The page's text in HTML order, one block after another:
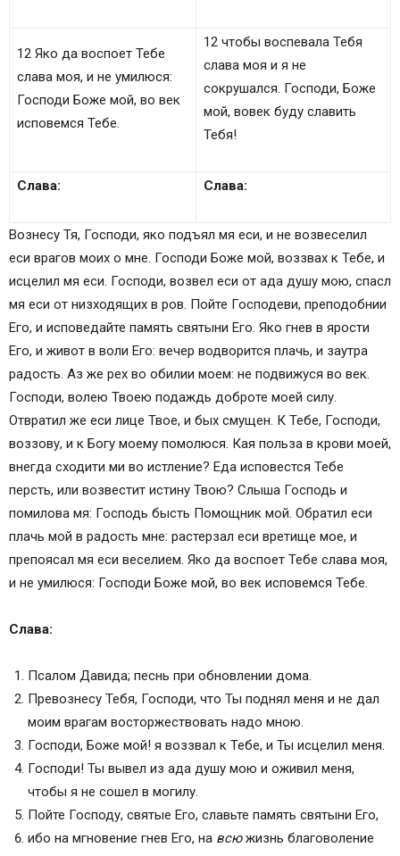
12 Яко да воспоет Тебе
слава моя, и не умилюся:
Господи Боже мой, во век
исповемся Тебе.
12 чтобы воспевала Тебя
слава моя и я не
сокрушался. Господи, Боже
мой, вовек буду славить
Тебя!
Слава: Слава:
Вознесу Тя, Господи, яко подъял мя еси, и не возвеселил
еси врагов моих о мне. Господи Боже мой, воззвах к Тебе, и
исцелил мя еси. Господи, возвел еси от ада душу мою, спасл
мя еси от низходящих в ров. Пойте Господеви, преподобнии
Его, и исповедайте память святыни Его. Яко гнев в ярости
Его, и живот в воли Его: вечер водворится плачь, и заутра
радость. Аз же рех во обилии моем: не подвижуся во век.
Господи, волею Твоею подаждь доброте моей силу.
Отвратил же еси лице Твое, и бых смущен. К Тебе, Господи,
воззову, и к Богу моему помолюся. Кая польза в крови моей,
внегда сходити ми во истление? Еда исповестся Тебе
персть, или возвестит истину Твою? Слыша Господь и
помилова мя: Господь бысть Помощник мой. Обратил еси
плачь мой в радость мне: растерзал еси вретище мое, и
препоясал мя еси веселием. Яко да воспоет Тебе слава моя,
и не умилюся: Господи Боже мой, во век исповемся Тебе.
Слава:
Псалом Давида; песнь при обновлении дома.
Превознесу Тебя, Господи, что Ты поднял меня и не дал
моим врагам восторжествовать надо мною.
Господи, Боже мой! я воззвал к Тебе, и Ты исцелил меня.
Господи! Ты вывел из ада душу мою и оживил меня,
чтобы я не сошел в могилу.
Пойте Господу, святые Его, славьте память святыни Его,
ибо на мгновение гнев Его, на всюжизнь благоволение